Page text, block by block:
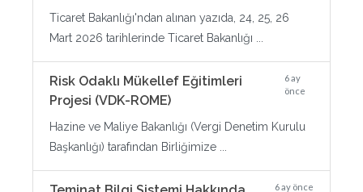
Ticaret Bakanlığı'ndan alınan yazıda, 24, 25, 26
Mart 2026 tarihlerinde Ticaret Bakanlığı ...
Risk Odaklı Mükellef Eğitimleri
Projesi (VDK-ROME)
6 ay
önce
Hazine ve Maliye Bakanlığı (Vergi Denetim Kurulu
Başkanlığı) tarafından Birliğimize ...
6 ay önce